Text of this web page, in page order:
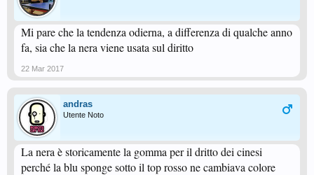
Mi pare che la tendenza odierna, a differenza di qualche anno
fa, sia che la nera viene usata sul diritto
22 Mar 2017
andras
Utente Noto
La nera è storicamente la gomma per il dritto dei cinesi
perché la blu sponge sotto il top rosso ne cambiava colore